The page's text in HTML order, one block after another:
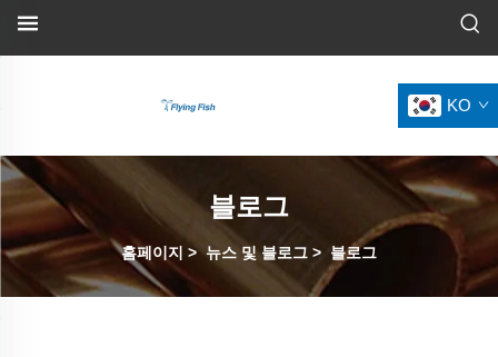
KO
블로그
홈페이지 >뉴스 및 블로그 > 블로그